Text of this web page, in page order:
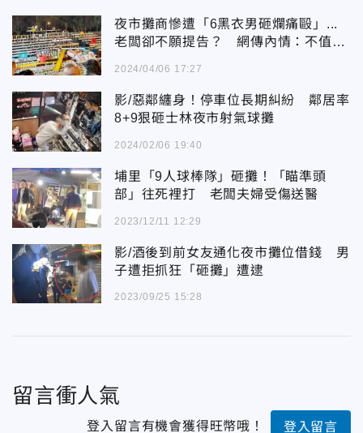
夜市攤商慘遭「6黑衣男砸爛痛毆」...
老闆卻不願提告？ 網傳內情：不值得
2024/04/06 17:27
影/惡鄰纏身！停車位長期糾紛 鄰居率
8+9狠砸士林夜市射氣球攤
2024/02/06 19:40
埔里「9人球棒隊」砸攤！「瞄準頭
部」往死裡打 老闆夫婦受傷送醫
2023/12/11 12:29
影/酒後到前女友通化夜市攤位借錢 男
子遭拒抓狂「砸攤」遭逮
2023/09/25 15:28
留言衝人氣
登入留言有機會獲得旺幣哦！ 登入留言